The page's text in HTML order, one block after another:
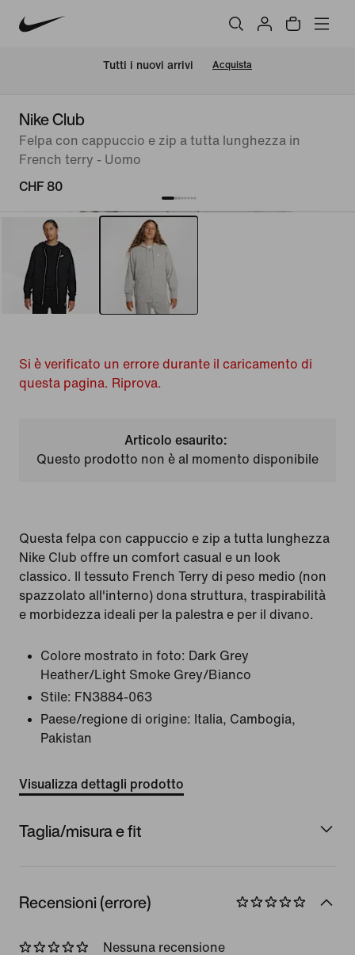
Tutti i nuovi arrivi Acquista
Nike Club
Felpa con cappuccio e zip a tutta lunghezza in
French terry - Uomo
CHF 80
Si è verificato un errore durante il caricamento di
questa pagina. Riprova.
Articolo esaurito:
Questo prodotto non è al momento disponibile
Questa felpa con cappuccio e zip a tutta lunghezza
Nike Club offre un comfort casual e un look
classico. Il tessuto French Terry di peso medio (non
spazzolato all'interno) dona struttura, traspirabilità
e morbidezza ideali per la palestra e per il divano.
Colore mostrato in foto: Dark Grey
Heather/Light Smoke Grey/Bianco
Stile: FN3884-063
Paese/regione di origine: Italia, Cambogia,
Pakistan
Visualizza dettagli prodotto
Taglia/misura e fit
Recensioni (errore)
Nessuna recensione